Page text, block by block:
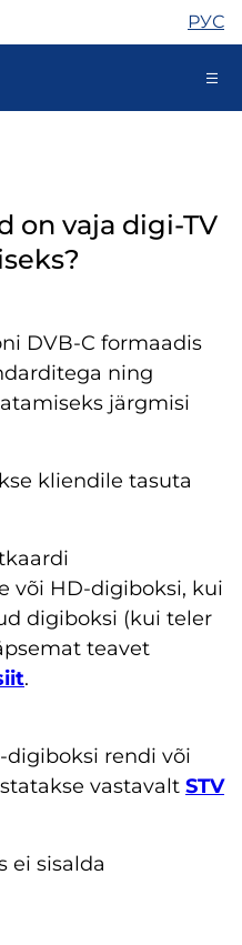
РУС
on vaja digi-TV
DVB-C formaadis
ning
järgmisi
kliendile tasuta
või HD-digiboksi, kui
digiboksi (kui teler
teavet
.
digiboksi rendi või
vastavalt STV
ei sisalda